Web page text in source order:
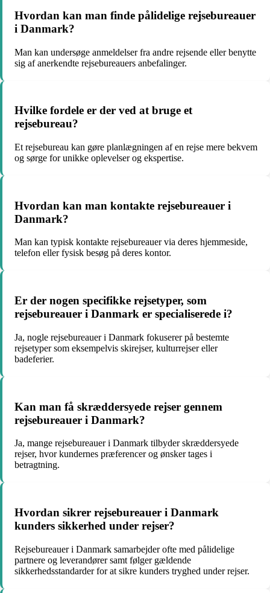
Hvordan kan man finde pålidelige rejsebureauer
i Danmark?
Man kan undersøge anmeldelser fra andre rejsende eller benytte
sig af anerkendte rejsebureauers anbefalinger.
Hvilke fordele er der ved at bruge et
rejsebureau?
Et rejsebureau kan gøre planlægningen af en rejse mere bekvem
og sørge for unikke oplevelser og ekspertise.
Hvordan kan man kontakte rejsebureauer i
Danmark?
Man kan typisk kontakte rejsebureauer via deres hjemmeside,
telefon eller fysisk besøg på deres kontor.
Er der nogen specifikke rejsetyper, som
rejsebureauer i Danmark er specialiserede i?
Ja, nogle rejsebureauer i Danmark fokuserer på bestemte
rejsetyper som eksempelvis skirejser, kulturrejser eller
badeferier.
Kan man få skræddersyede rejser gennem
rejsebureauer i Danmark?
Ja, mange rejsebureauer i Danmark tilbyder skræddersyede
rejser, hvor kundernes præferencer og ønsker tages i
betragtning.
Hvordan sikrer rejsebureauer i Danmark
kunders sikkerhed under rejser?
Rejsebureauer i Danmark samarbejder ofte med pålidelige
partnere og leverandører samt følger gældende
sikkerhedsstandarder for at sikre kunders tryghed under rejser.